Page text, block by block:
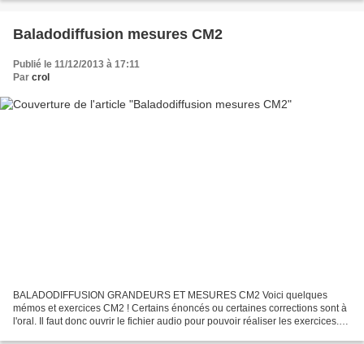
Baladodiffusion mesures CM2
Publié le 11/12/2013 à 17:11
Par crol
BALADODIFFUSION GRANDEURS ET MESURES CM2 Voici quelques
mémos et exercices CM2 ! Certains énoncés ou certaines corrections sont à
l'oral. Il faut donc ouvrir le fichier audio pour pouvoir réaliser les exercices.